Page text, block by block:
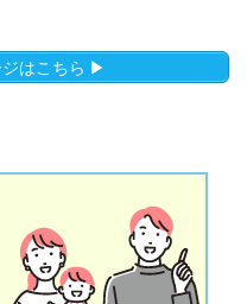
はこちら ▶